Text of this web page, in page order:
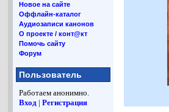
Новое на сайте
Оффлайн-каталог
Аудиозаписи канонов
О проекте / конт@кт
Помочь сайту
Форум
Пользователь
Работаем анонимно.
Вход |Регистрация